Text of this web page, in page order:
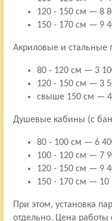
120 - 150 см — 8
150 - 170 см — 9
Акриловые и стальные
80 - 120 см — 3
120 - 150 см — 3
свыше 150 см — 4
Душевые кабины (с
80 - 100 см — 6
100 - 120 см — 7
120 - 150 см — 9
150 - 170 см — 10
При этом, установка
отдельно. Цена работы